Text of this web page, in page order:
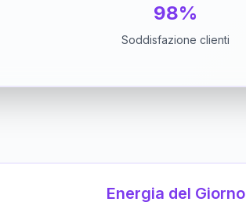
98%
Soddisfazione clienti
Energia del Giorno